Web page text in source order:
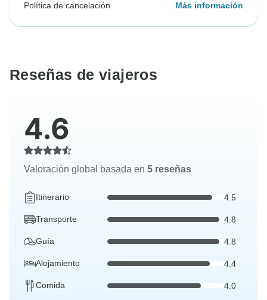
Política de cancelación Más información
Reseñas de viajeros
4.6
Valoración global basada en 5 reseñas
Itinerario 4.5
Transporte 4.8
Guía 4.8
Alojamiento 4.4
Comida 4.0